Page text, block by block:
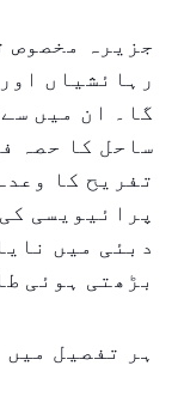
جزیرہ مخصوص
رہائشیاں
گا۔ ان میں
ساحل کا حصہ
تفریح کا
پرائیویسی
دبئی میں
بڑھتی ہوئی
ہر تفصیل